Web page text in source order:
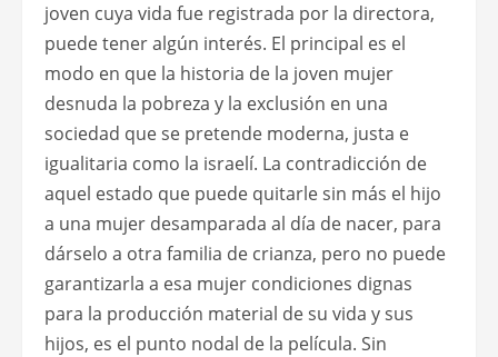
joven cuya vida fue registrada por la directora,
puede tener algún interés. El principal es el
modo en que la historia de la joven mujer
desnuda la pobreza y la exclusión en una
sociedad que se pretende moderna, justa e
igualitaria como la israelí. La contradicción de
aquel estado que puede quitarle sin más el hijo
a una mujer desamparada al día de nacer, para
dárselo a otra familia de crianza, pero no puede
garantizarla a esa mujer condiciones dignas
para la producción material de su vida y sus
hijos, es el punto nodal de la película. Sin